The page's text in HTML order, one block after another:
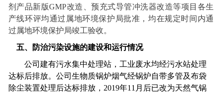
剂产品新版GMP改造、预充式导管冲洗器改造等项目各生
产线环评均通过属地环境保护局批准，均在规定时间内通
过属地环境保护局竣工验收。
五、防治污染设施的建设和运行情况
公司建有污水集中处理站，工业废水均经污水站处理
达标后排放。公司生物质锅炉烟气经锅炉自带多管及布袋
除尘装置处理后达标排放， 2019年11月后已改为天然气锅